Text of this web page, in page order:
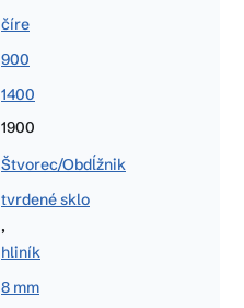
číre
900
1400
1900
Štvorec/Obdĺžnik
tvrdené sklo
,
hliník
8 mm